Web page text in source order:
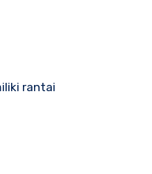
rantai